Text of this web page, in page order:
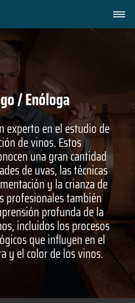
/ Enóloga
experto en el estudio de
de vinos. Estos
una gran cantidad
de uvas, las técnicas
y la crianza de
profesionales también
profunda de la
incluidos los procesos
que influyen en el
y el color de los vinos.